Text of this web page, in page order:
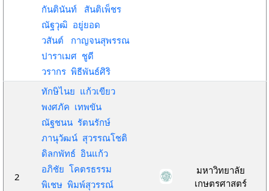
กันตินันท์ สันติเพ็ชร
ณัฐวุฒิ อยู่ยอด
วสันต์ กาญจนสุพรรณ
ปาราเมศ ชูดี
วรากร พิธีพันธ์ศิริ
2
ทักษิไนย แก้วเขียว
พงศภัค เทพขัน
ณัฐชนน รัตนรักษ์
ภานุวัฒน์ สุวรรณโชติ
ดิลกพัทธ์ อินแก้ว
อภิชัย โคตรธรรม
พิเชษ พิมพ์สุวรรณ์
มหาวิทยาลัย
เกษตรศาสตร์